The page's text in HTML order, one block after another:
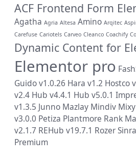
ACF Frontend Form
Agatha Agria Altesa Amino Arqitec
Carefuse Cariotels Carveo Cleanco Coachify
Dynamic Content for
Elementor pro
Guido v1.0.26 Hara v1.2 Hostco
v2.4 Hub v4.4.1 Hub v5.0.1
v1.3.5 Junno Mazlay Mindiv Mixy
v3.0.0 Petiza Plantmore Rank
v2.1.7 REHub v19.7.1 Rozer
Premium